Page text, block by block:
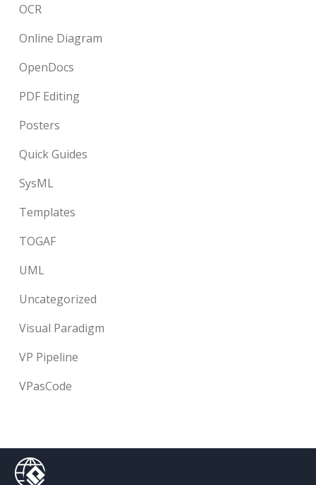
OCR
Online Diagram
OpenDocs
PDF Editing
Posters
Quick Guides
SysML
Templates
TOGAF
UML
Uncategorized
Visual Paradigm
VP Pipeline
VPasCode